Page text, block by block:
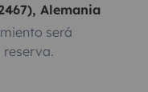
Alemania
será